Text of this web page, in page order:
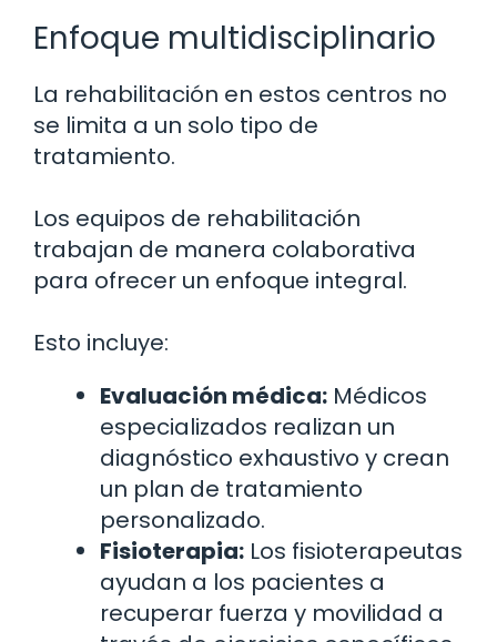
Enfoque multidisciplinario
La rehabilitación en estos centros no
se limita a un solo tipo de
tratamiento.
Los equipos de rehabilitación
trabajan de manera colaborativa
para ofrecer un enfoque integral.
Esto incluye:
Evaluación médica: Médicos
especializados realizan un
diagnóstico exhaustivo y crean
un plan de tratamiento
personalizado.
Fisioterapia: Los fisioterapeutas
ayudan a los pacientes a
recuperar fuerza y movilidad a